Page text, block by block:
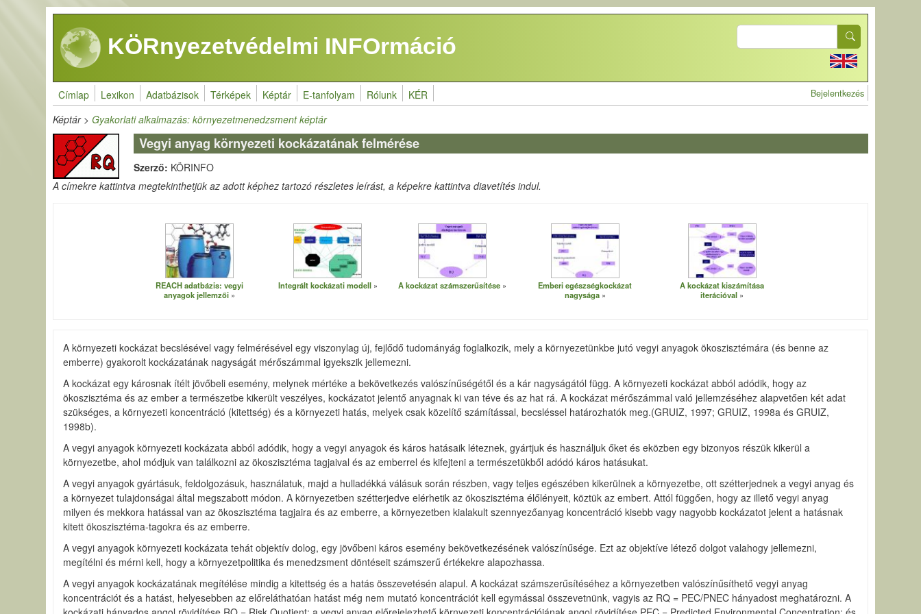
Ugrás a tartalomra
KÖRnyezetvédelmi INFOrmáció
Search
Címlap Lexikon Adatbázisok Térképek Képtár E-tanfolyam Rólunk KÉR User account
Bejelentkezés
Képtár>Gyakorlati alkalmazás: környezetmenedzsment képtár
Vegyi anyag környezeti kockázatának felmérése
Szerző: KÖRINFO
A címekre kattintva megtekinthetjük az adott képhez tartozó részletes leírást, a képekre kattintva diavetítés indul.
REACH adatbázis: vegyi
anyagok jellemzői
Integrált kockázati modell A kockázat számszerűsítése
Emberi egészségkockázat
nagysága
A kockázat kiszámítása
iterációval
A környezeti kockázat becslésével vagy felmérésével egy viszonylag új, fejlődő tudományág foglalkozik, mely a környezetünkbe jutó vegyi anyagok ökoszisztémára (és benne az
emberre) gyakorolt kockázatának nagyságát mérőszámmal igyekszik jellemezni.
A kockázat egy károsnak ítélt jövőbeli esemény, melynek mértéke a bekövetkezés valószínűségétől és a kár nagyságától függ. A környezeti kockázat abból adódik, hogy az
ökoszisztéma és az ember a természetbe kikerült veszélyes, kockázatot jelentő anyagnak ki van téve és az hat rá. A kockázat mérőszámmal való jellemzéséhez alapvetően két adat
szükséges, a környezeti koncentráció (kitettség) és a környezeti hatás, melyek csak közelítő számítással, becsléssel határozhatók meg.(GRUIZ, 1997; GRUIZ, 1998a és GRUIZ,
1998b).
A vegyi anyagok környezeti kockázata abból adódik, hogy a vegyi anyagok és káros hatásaik léteznek, gyártjuk és használjuk őket és eközben egy bizonyos részük kikerül a
környezetbe, ahol módjuk van találkozni az ökoszisztéma tagjaival és az emberrel és kifejteni a természetükből adódó káros hatásukat.
A vegyi anyagok gyártásuk, feldolgozásuk, használatuk, majd a hulladékká válásuk során részben, vagy teljes egészében kikerülnek a környezetbe, ott szétterjednek a vegyi anyag és
a környezet tulajdonságai által megszabott módon. A környezetben szétterjedve elérhetik az ökoszisztéma élőlényeit, köztük az embert. Attól függően, hogy az illető vegyi anyag
milyen és mekkora hatással van az ökoszisztéma tagjaira és az emberre, a környezetben kialakult szennyezőanyag koncentráció kisebb vagy nagyobb kockázatot jelent a hatásnak
kitett ökoszisztéma-tagokra és az emberre.
A vegyi anyagok környezeti kockázata tehát objektív dolog, egy jövőbeni káros esemény bekövetkezésének valószínűsége. Ezt az objektíve létező dolgot valahogy jellemezni,
megítélni és mérni kell, hogy a környezetpolitika és menedzsment döntéseit számszerű értékekre alapozhassa.
A vegyi anyagok kockázatának megítélése mindig a kitettség és a hatás összevetésén alapul. A kockázat számszerűsítéséhez a környezetben valószínűsíthető vegyi anyag
koncentrációt és a hatást, helyesebben az előreláthatóan hatást még nem mutató koncentrációt kell egymással összevetnünk, vagyis az RQ = PEC/PNEC hányadost meghatározni. A